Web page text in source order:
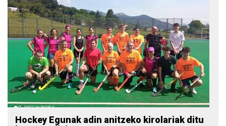
Hockey Egunak adin anitzeko kirolariak ditu